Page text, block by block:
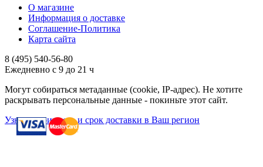
О магазине
Информация о доставке
Соглашение-Политика
Карта сайта
8 (495) 540-56-80
Ежедневно с 9 до 21 ч
Могут собираться метаданные (cookie, IP-адрес). Не хотите
раскрывать персональные данные - покиньте этот сайт.
Узнать стоимость и срок доставки в Ваш регион